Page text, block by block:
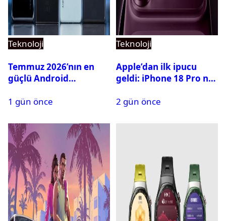
Teknoloji
Temmuz 2026’nın en
güçlü Android
1 gün önce
Teknoloji
Apple’dan ilk ipucu
geldi: iPhone 18 Pro ne
2 gün önce